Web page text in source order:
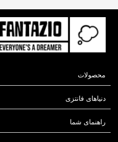
محصولات
دنیاهای فانتزی
راهنمای شما